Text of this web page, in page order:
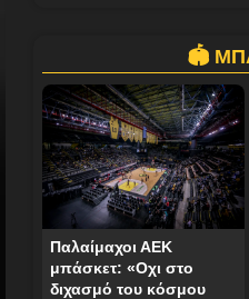
🏟️
Παλαίμαχοι ΑΕΚ
μπάσκετ: «Οχι στο
διχασμό του κόσμου